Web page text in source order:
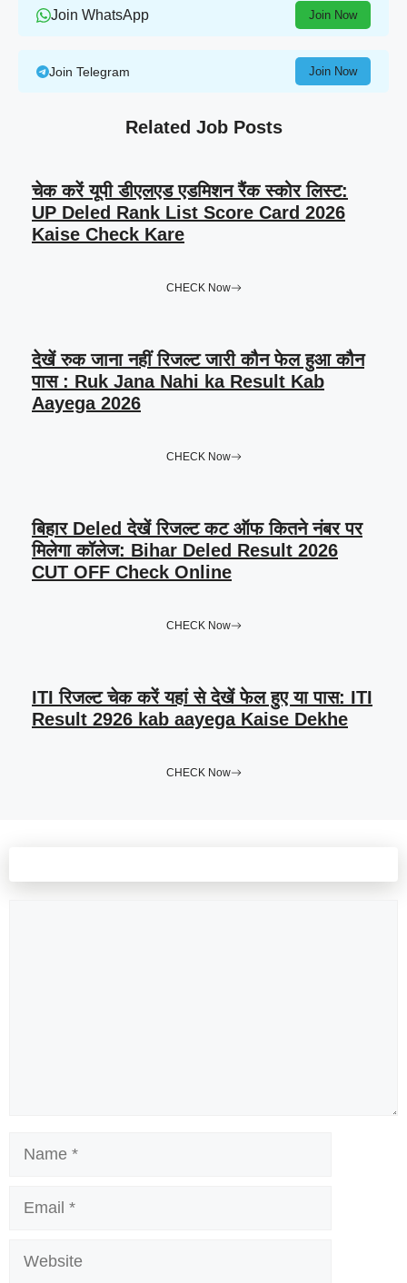
Join WhatsApp Join Now
Join Telegram Join Now
Related Job Posts
चेक करें यूपी डीएलएड एडमिशन रैंक स्कोर लिस्ट:
UP Deled Rank List Score Card 2026
Kaise Check Kare
CHECK Now
देखें रुक जाना नहीं रिजल्ट जारी कौन फेल हुआ कौन
पास : Ruk Jana Nahi ka Result Kab
Aayega 2026
CHECK Now
बिहार Deled देखें रिजल्ट कट ऑफ कितने नंबर पर
मिलेगा कॉलेज: Bihar Deled Result 2026
CUT OFF Check Online
CHECK Now
ITI रिजल्ट चेक करें यहां से देखें फेल हुए या पास: ITI
Result 2926 kab aayega Kaise Dekhe
CHECK Now
Website